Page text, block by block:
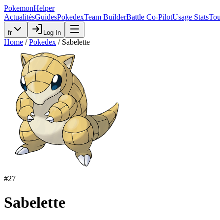
PokemonHelper
ActualitésGuidesPokedexTeam BuilderBattle Co-PilotUsage Stats
fr Log In
Home / Pokedex / Sabelette
#27
Sabelette